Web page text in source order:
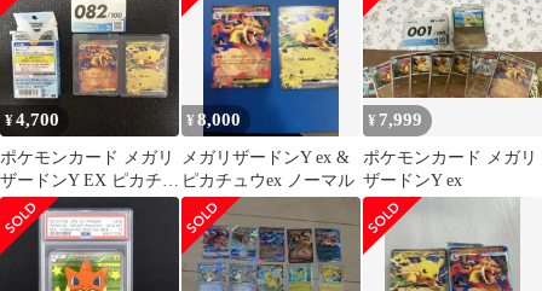
¥4,700
ポケモンカード メガリ
ザードンY EX ピカチュ
ウEX
¥8,000
メガリザードンY ex &
ピカチュウex ノーマル
¥ 7,999
ポケモンカード メガリ
ザードンY ex